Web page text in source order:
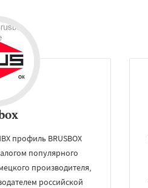
профиль BRUSBOX
популярного
производителя,
российской